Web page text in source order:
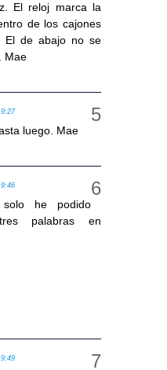
El reloj marca la
de los cajones
El de abajo no se
Mae
luego. Mae
solo he podido
palabras en